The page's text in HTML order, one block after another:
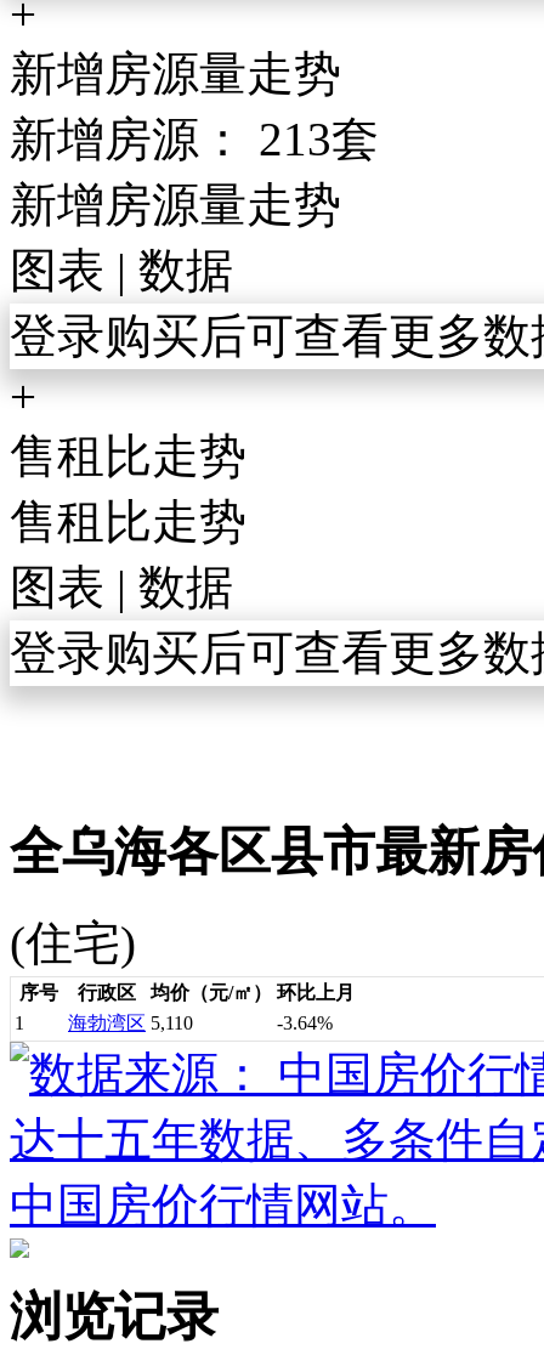
+
新增房源量走势
新增房源： 213套
新增房源量走势
图表 | 数据
登录购买后可查看更多
+
售租比走势
售租比走势
图表 | 数据
登录购买后可查看更多
全乌海各区县市最新房
(住宅)
序号 行政区 均价（元/㎡）
环比上月
1
海勃湾区 5,110 -3.64%
浏览记录